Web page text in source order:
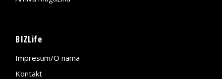
BIZLife
Impresum/O nama
Kontakt